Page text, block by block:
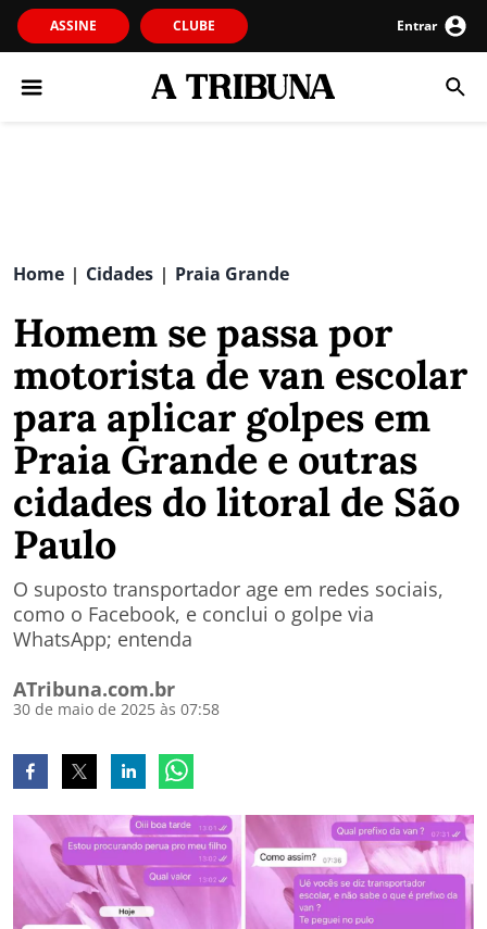
ASSINE CLUBE Entrar
Home | Cidades | Praia Grande
Homem se passa por
motorista de van escolar
para aplicar golpes em
Praia Grande e outras
cidades do litoral de São
Paulo
O suposto transportador age em redes sociais,
como o Facebook, e conclui o golpe via
WhatsApp; entenda
ATribuna.com.br
30 de maio de 2025 às 07:58